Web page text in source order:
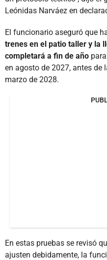
Leónidas Narváez en
El funcionario aseguró que
trenes en el patio taller y la
completará a fin de año
en agosto de 2027, antes de
marzo de 2028.
En estas pruebas se revisó
ajusten debidamente, la